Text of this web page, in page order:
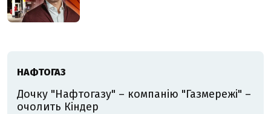
НАФТОГАЗ
Дочку "Нафтогазу" – компанію "Газмережі" –
очолить Кіндер